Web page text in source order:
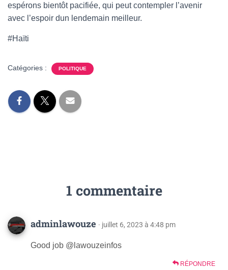
espérons bientôt pacifiée, qui peut contempler l’avenir
avec l’espoir dun lendemain meilleur.
#Haïti
Catégories : POLITIQUE
1 commentaire
adminlawouze · juillet 6, 2023 à 4:48 pm
Good job @lawouzeinfos
RÉPONDRE